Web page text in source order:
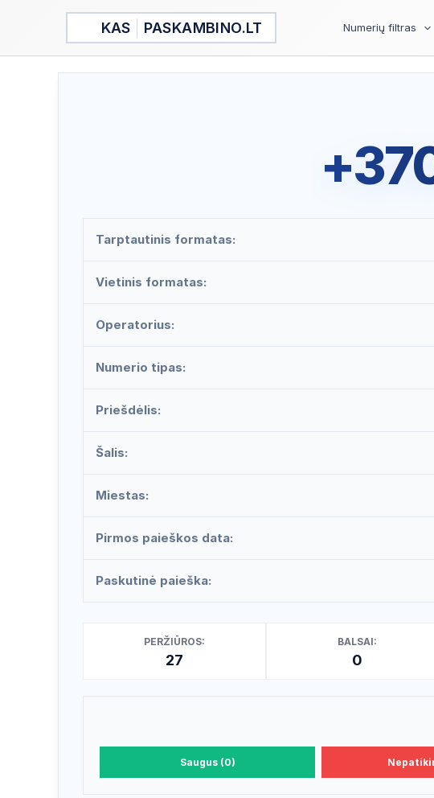
KAS PASKAMBINO.LT Numerių filtras
Tarptautinis formatas:
Vietinis formatas:
Operatorius:
Numerio tipas:
Priešdėlis:
Šalis:
Miestas:
Pirmos paieškos data:
Paskutinė paieška:
PERŽIŪROS:
27
BALSAI:
0
Saugus (0)